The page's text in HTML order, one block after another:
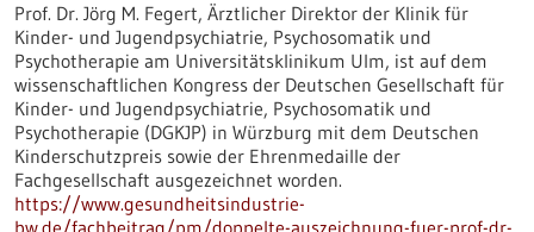
Prof. Dr. Jörg M. Fegert, Ärztlicher Direktor der Klinik für
Kinder-​ und Jugendpsychiatrie, Psychosomatik und
Psychotherapie am Universitätsklinikum Ulm, ist auf dem
wissenschaftlichen Kongress der Deutschen Gesellschaft für
Kinder-​ und Jugendpsychiatrie, Psychosomatik und
Psychotherapie (DGKJP) in Würzburg mit dem Deutschen
Kinderschutzpreis sowie der Ehrenmedaille der
Fachgesellschaft ausgezeichnet worden.
https://www.gesundheitsindustrie-
bw.de/fachbeitrag/pm/doppelte-auszeichnung-fuer-prof-dr-